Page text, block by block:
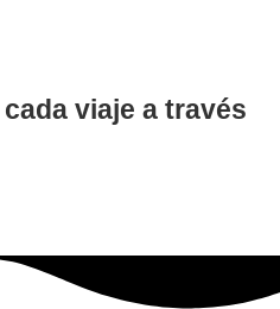
viaje a través